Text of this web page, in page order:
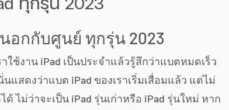
ซ่อมหน้าจอ iphone
Galaxy Watch Samsung Galaxy Tab
อกกับศูนย์ ทุกรุ่น 2023
ช้งาน iPad เป็นประจำแล้วรู้สึกว่าแบตหมดเร็ว
แสดงว่าแบต iPad ของเราเริ่มเสื่อมแล้ว แต่ไม่
ไม่ว่าจะเป็น iPad รุ่นเก่าหรือ iPad รุ่นใหม่ หาก